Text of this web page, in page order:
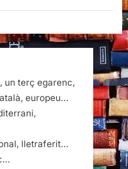
un terç egarenc,
europeu…
lletraferit…